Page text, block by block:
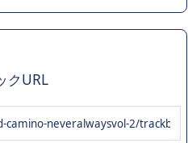
クURL